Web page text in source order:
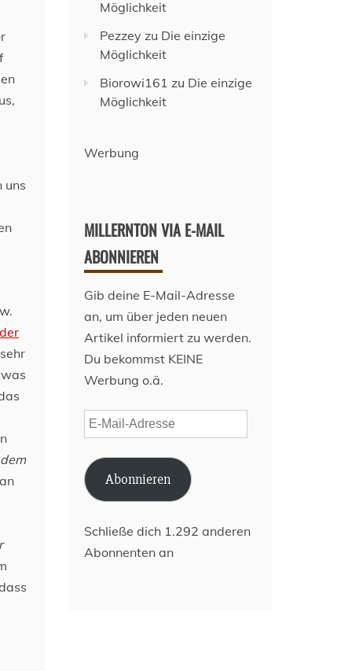
uns
Möglichkeit
Pezzey zu Die einzige
Möglichkeit
Biorowi161 zu Die einzige
Möglichkeit
Werbung
MILLERNTON VIA E-MAIL
ABONNIEREN
Gib deine E-Mail-Adresse
an, um über jeden neuen
Artikel informiert zu werden.
Du bekommst KEINE
Werbung o.ä.
E-
Mail-
Adresse
Abonnieren
Schließe dich 1.292 anderen
Abonnenten an